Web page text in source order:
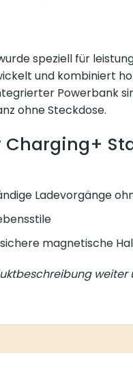
speziell für
und kombiniert
Powerbank
ohne Steckdose.
Ladevorgänge
magnetische
weiter